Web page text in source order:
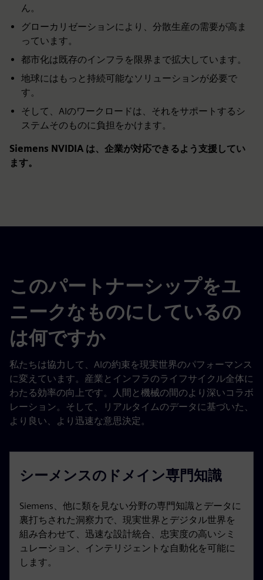
ん。
グローカリゼーションにより、分散生産の需要が高ま
っています。
都市化は既存のインフラを限界まで拡大しています。
地球にはもっと持続可能なソリューションが必要で
す。
そして、AIのワークロードは、それをサポートするシ
ステムそのものに負担をかけます。
Siemens NVIDIA は、企業が対応できるよう支援してい
ます。
このパートナーシップをユ
ニークなものにしているの
は何ですか
私たちは協力して、AIの約束を現実世界のパフォーマンス
に変えています。産業とインフラのライフサイクル全体に
わたる効率の向上です。人間と機械の間のより深いコラボ
レーション。そして、リアルタイムのデータに基づいた、
より良い、より迅速な意思決定。
シーメンスのドメイン専門知識
Siemens、他に類を見ない分野の専門知識とデータに
裏打ちされた洞察力で、現実世界とデジタル世界を
組み合わせて、迅速な設計統合、忠実度の高いシミ
ュレーション、インテリジェントな自動化を可能に
します。